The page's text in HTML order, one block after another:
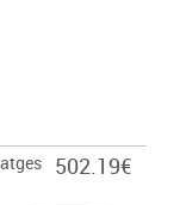
502.19€